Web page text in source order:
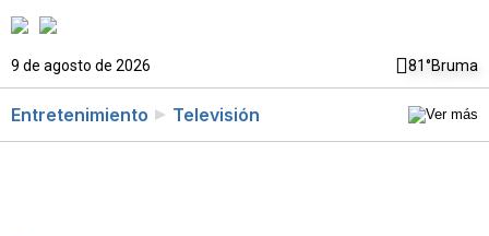
9 de agosto de 2026 81°Bruma
Entretenimiento Televisión